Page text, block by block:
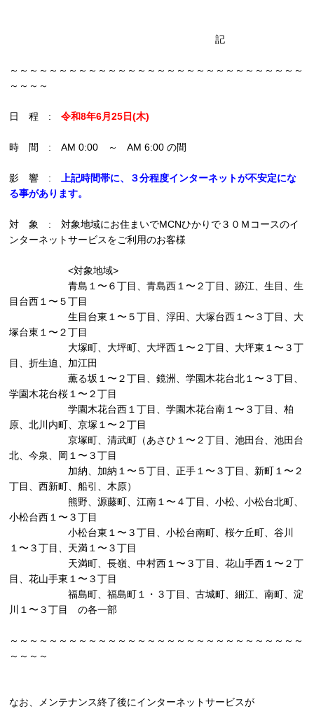
記
～～～～～～～～～～～～～～～～～～～～～～～～～～～～～～
～～～～
日 程 :令和8年6月25日(木)
時 間 : AM 0:00 ～ AM 6:00 の間
影 響 :上記時間帯に、３分程度インターネットが不安定にな
る事があります。
対 象 : 対象地域にお住まいでMCNひかりで３０Ｍコースのイ
ンターネットサービスをご利用のお客様
<対象地域>
青島１〜６丁目、青島西１〜２丁目、跡江、生目、生
目台西１〜５丁目
生目台東１〜５丁目、浮田、大塚台西１〜３丁目、大
塚台東１〜２丁目
大塚町、大坪町、大坪西１〜２丁目、大坪東１〜３丁
目、折生迫、加江田
薫る坂１〜２丁目、鏡洲、学園木花台北１〜３丁目、
学園木花台桜１〜２丁目
学園木花台西１丁目、学園木花台南１〜３丁目、柏
原、北川内町、京塚１〜２丁目
京塚町、清武町（あさひ１〜２丁目、池田台、池田台
北、今泉、岡１〜３丁目
加納、加納１〜５丁目、正手１〜３丁目、新町１〜２
丁目、西新町、船引、木原）
熊野、源藤町、江南１〜４丁目、小松、小松台北町、
小松台西１〜３丁目
小松台東１〜３丁目、小松台南町、桜ケ丘町、谷川
１〜３丁目、天満１〜３丁目
天満町、長嶺、中村西１〜３丁目、花山手西１〜２丁
目、花山手東１〜３丁目
福島町、福島町１・３丁目、古城町、細江、南町、淀
川１〜３丁目 の各一部
～～～～～～～～～～～～～～～～～～～～～～～～～～～～～～
～～～～
なお、メンテナンス終了後にインターネットサービスが